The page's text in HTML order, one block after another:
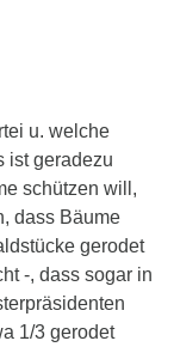
u. welche
ist geradezu
schützen will,
dass Bäume
gerodet
-, dass sogar in
1/3 gerodet